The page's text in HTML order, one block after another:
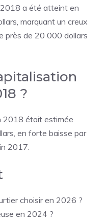
a été atteint en
marquant un creux
près de 20 000 dollars
?
2018 était estimée
en forte baisse par
2017.
choisir en 2026 ?
en 2024 ?